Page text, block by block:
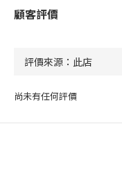
顧客評價
尚未有任何評價